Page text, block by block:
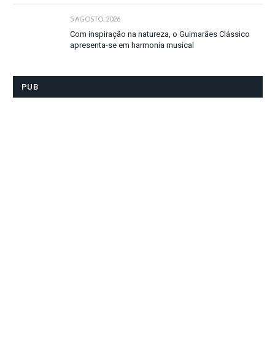
5 AGOSTO, 2026
Com inspiração na natureza, o Guimarães Clássico
apresenta-se em harmonia musical
PUB